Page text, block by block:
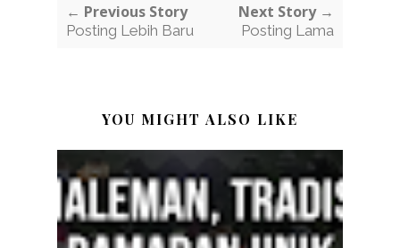
← Previous Story
Posting Lebih Baru
Next Story →
Posting Lama
YOU MIGHT ALSO LIKE